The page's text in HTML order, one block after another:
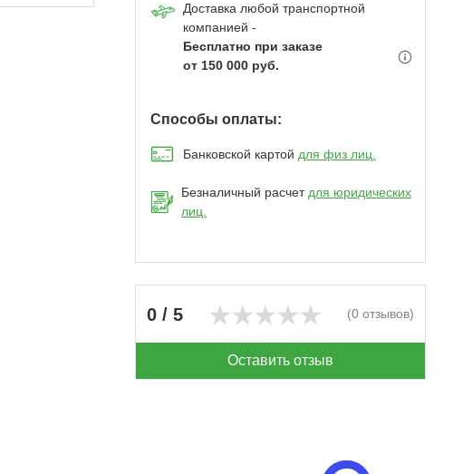
Доставка любой транспортной
компанией -
Бесплатно при заказе
от 150 000 руб.
Способы оплаты:
Банковской картой для физ лиц.
Безналичный расчетдля юридических
лиц.
0 / 5 (0 отзывов)
Оставить отзыв